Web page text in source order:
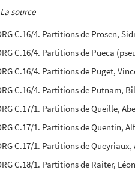
La source
C.16/4. Partitions de Prosen,
C.16/4. Partitions de Pueca
C.16/4. Partitions de Puget,
C.16/4. Partitions de Putnam,
C.17/1. Partitions de Queille,
C.17/1. Partitions de Quentin,
C.17/1. Partitions de
C.18/1. Partitions de Raiter,